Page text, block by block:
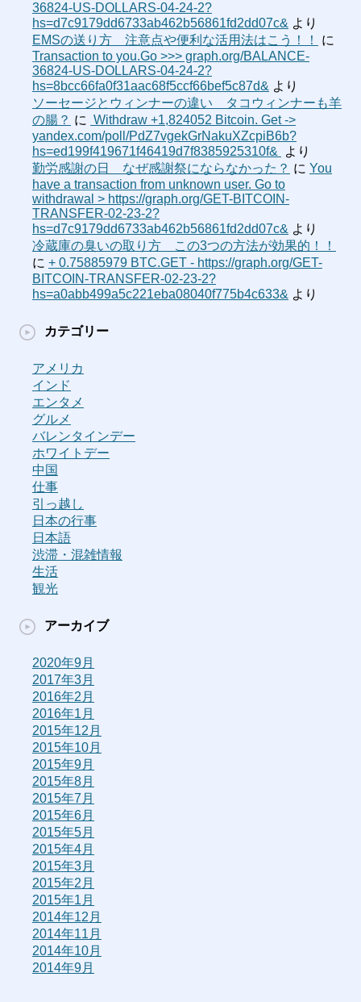
36824-US-DOLLARS-04-24-2?
hs=d7c9179dd6733ab462b56861fd2dd07c& より
EMSの送り方 注意点や便利な活用法はこう！！
に
Transaction to you.Go >>> graph.org/BALANCE-
36824-US-DOLLARS-04-24-2?
hs=8bcc66fa0f31aac68f5ccf66bef5c87d& より
ソーセージとウィンナーの違い タコウィンナーも羊
の腸？ に ‍ Withdraw +1,824052 Bitcoin. Get ->
yandex.com/poll/PdZ7vgekGrNakuXZcpiB6b?
hs=ed199f419671f46419d7f8385925310f& ‍
より
勤労感謝の日 なぜ感謝祭にならなかった？ に You
have a transaction from unknown user. Gо tо
withdrаwаl > https://graph.org/GET-BITCOIN-
TRANSFER-02-23-2?
hs=d7c9179dd6733ab462b56861fd2dd07c& より
冷蔵庫の臭いの取り方 この3つの方法が効果的！！
に + 0.75885979 BTC.GET - https://graph.org/GET-
BITCOIN-TRANSFER-02-23-2?
hs=a0abb499a5c221eba08040f775b4c633& より
カテゴリー
アメリカ
インド
エンタメ
グルメ
バレンタインデー
ホワイトデー
中国
仕事
引っ越し
日本の行事
日本語
渋滞・混雑情報
生活
観光
アーカイブ
2020年9月
2017年3月
2016年2月
2016年1月
2015年12月
2015年10月
2015年9月
2015年8月
2015年7月
2015年6月
2015年5月
2015年4月
2015年3月
2015年2月
2015年1月
2014年12月
2014年11月
2014年10月
2014年9月